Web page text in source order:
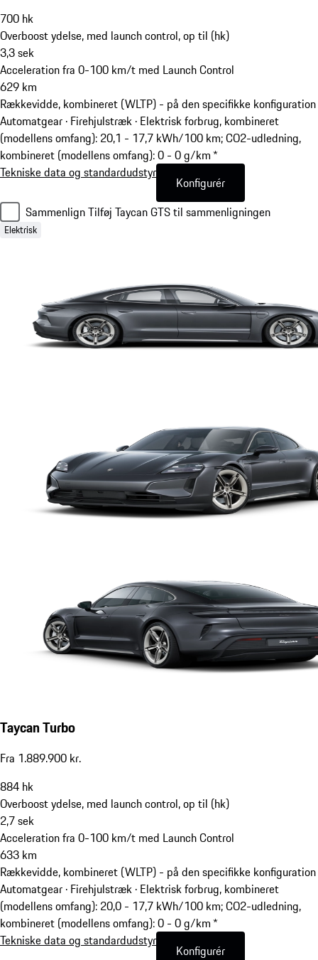
700 hk
Overboost ydelse, med launch control, op til (hk)
3,3sek
Acceleration fra 0-100 km/t med Launch Control
629 km
Rækkevidde, kombineret (WLTP) - på den specifikke konfiguration
Automatgear · Firehjulstræk · Elektrisk forbrug, kombineret
(modellens omfang): 20,1 - 17,7 kWh/100 km; CO2-udledning,
kombineret (modellens omfang): 0 - 0 g/km *
Tekniske data og standardudstyr
Konfigurér
SammenlignTilføj Taycan GTS til sammenligningen
Elektrisk
Taycan Turbo
Fra 1.889.900 kr.
884 hk
Overboost ydelse, med launch control, op til (hk)
2,7sek
Acceleration fra 0-100 km/t med Launch Control
633 km
Rækkevidde, kombineret (WLTP) - på den specifikke konfiguration
Automatgear · Firehjulstræk · Elektrisk forbrug, kombineret
(modellens omfang): 20,0 - 17,7 kWh/100 km; CO2-udledning,
kombineret (modellens omfang): 0 - 0 g/km *
Tekniske data og standardudstyr
Konfigurér